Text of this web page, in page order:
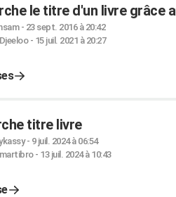
le titre d'un livre grâce
- 23 sept. 2016 à 20:42
Djeeloo- 15 juil. 2021 à 20:27
titre livre
- 9 juil. 2024 à 06:54
martibro- 13 juil. 2024 à 10:43